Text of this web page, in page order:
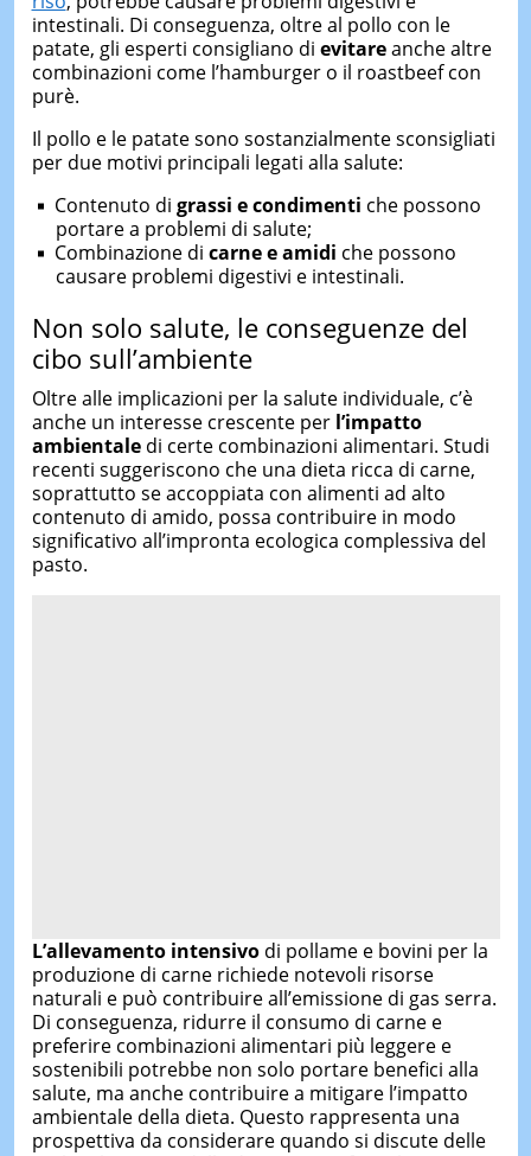
intestinali. Di conseguenza, oltre al pollo con le
patate, gli esperti consigliano di evitareanche altre
combinazioni come l’hamburger o il roastbeef con
purè.
Il pollo e le patate sono sostanzialmente sconsigliati
per due motivi principali legati alla salute:
Contenuto di grassi e condimenti che possono
portare a problemi di salute;
Combinazione di carne e amidi che possono
causare problemi digestivi e intestinali.
Non solo salute, le conseguenze del
cibo sull’ambiente
Oltre alle implicazioni per la salute individuale, c’è
anche un interesse crescente per l’impatto
ambientaledi certe combinazioni alimentari. Studi
recenti suggeriscono che una dieta ricca di carne,
soprattutto se accoppiata con alimenti ad alto
contenuto di amido, possa contribuire in modo
significativo all’impronta ecologica complessiva del
pasto.
L’allevamento intensivodi pollame e bovini per la
produzione di carne richiede notevoli risorse
naturali e può contribuire all’emissione di gas serra.
Di conseguenza, ridurre il consumo di carne e
preferire combinazioni alimentari più leggere e
sostenibili potrebbe non solo portare benefici alla
salute, ma anche contribuire a mitigare l’impatto
ambientale della dieta. Questo rappresenta una
prospettiva da considerare quando si discute delle